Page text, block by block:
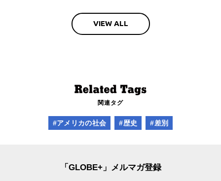
VIEW ALL
関連タグ
#アメリカの社会 #歴史 #差別
「GLOBE+」メルマガ登録